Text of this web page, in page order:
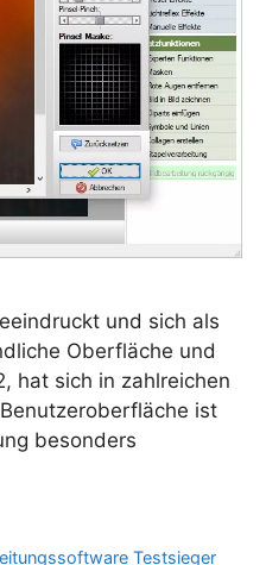
und sich als
Oberfläche und
hat sich in zahlreichen
ist
besonders
Testsieger